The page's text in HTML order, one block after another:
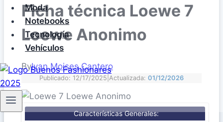
Moda
Notebooks
Tecnología
Vehículos
Ficha técnica Loewe 7
Loewe Anonimo
ByIvan Moises Cantero
Publicado: 12/17/2025 Actualizada: 01/12/2026
Características Generales: